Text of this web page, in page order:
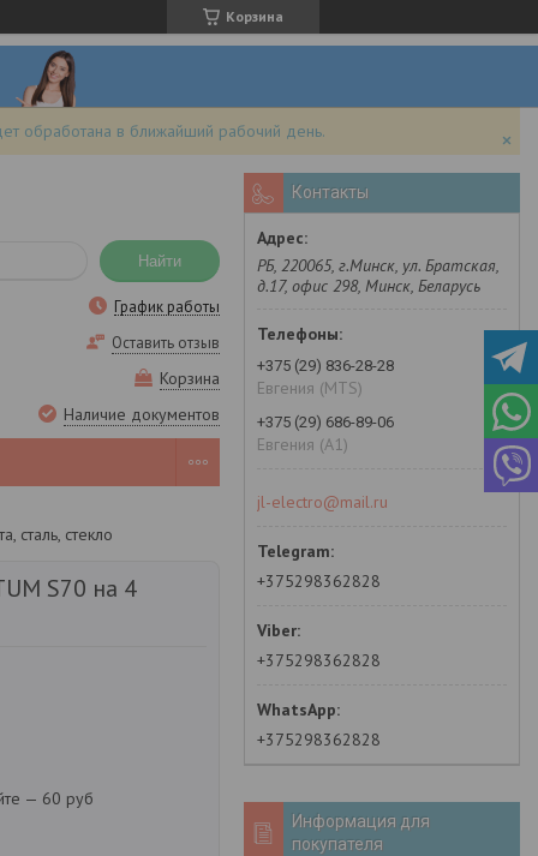
Корзина
обработана в ближайший рабочий день.
Найти
График работы
Оставить отзыв
Корзина
Наличие документов
сталь, стекло
S70 на 4
— 60 руб
Контакты
РБ, 220065, г.Минск, ул. Братская,
д.17, офис 298, Минск, Беларусь
+375 (29) 836-28-28
Евгения (MTS)
+375 (29) 686-89-06
Евгения (A1)
jl-electro@mail.ru
+375298362828
+375298362828
+375298362828
Информация для
покупателя